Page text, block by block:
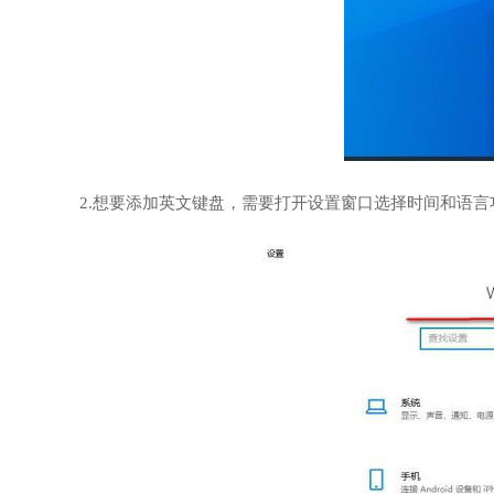
2.想要添加英文键盘，需要打开设置窗口选择时间和语言